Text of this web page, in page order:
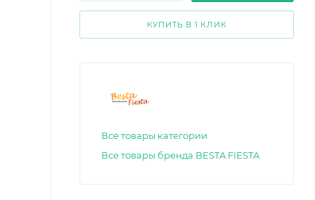
КУПИТЬ В 1 КЛИК
Все товары категории
Все товары бренда BESTA FIESTA